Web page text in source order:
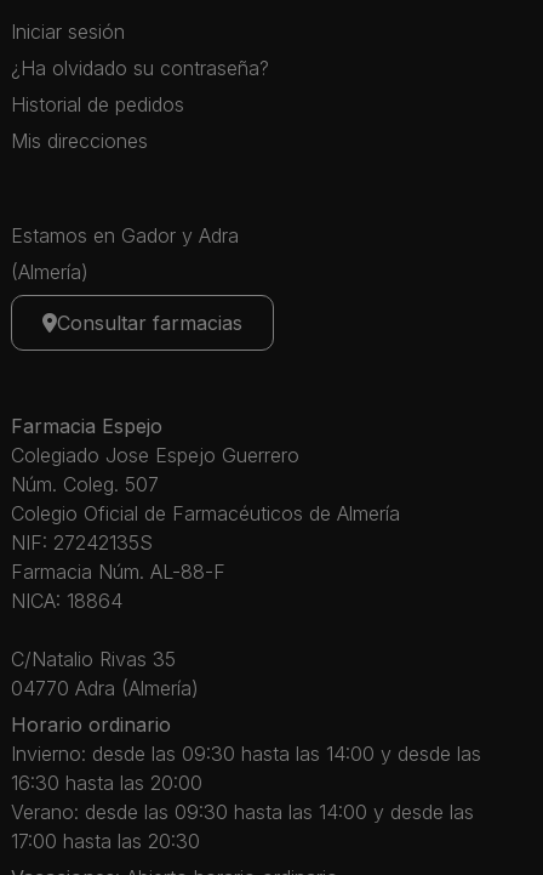
Iniciar sesión
¿Ha olvidado su contraseña?
Historial de pedidos
Mis direcciones
Estamos en Gador y Adra
(Almería)
Consultar farmacias
Farmacia Espejo
Colegiado Jose Espejo Guerrero
Núm. Coleg. 507
Colegio Oficial de Farmacéuticos de Almería
NIF: 27242135S
Farmacia Núm. AL-88-F
NICA: 18864
C/Natalio Rivas 35
04770 Adra (Almería)
Horario ordinario
Invierno: desde las 09:30 hasta las 14:00 y desde las
16:30 hasta las 20:00
Verano: desde las 09:30 hasta las 14:00 y desde las
17:00 hasta las 20:30